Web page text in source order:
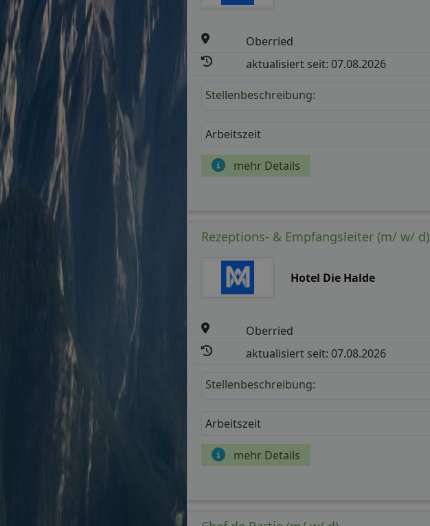
Oberried
aktualisiert seit: 07.08.2026
Stellenbeschreibung:
Arbeitszeit
mehr Details
Rezeptions- & Empfangsleiter (m/ w/ d)
Hotel Die Halde
Oberried
aktualisiert seit: 07.08.2026
Stellenbeschreibung:
Arbeitszeit
mehr Details